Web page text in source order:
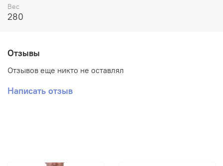
Вес
280
Отзывы
Отзывов еще никто не оставлял
Написать отзыв